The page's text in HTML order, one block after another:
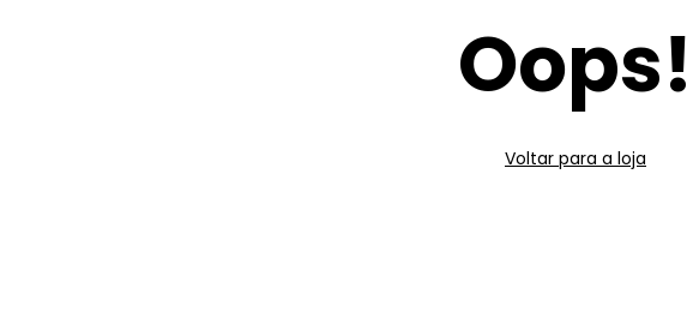
Oops!
Voltar para a loja